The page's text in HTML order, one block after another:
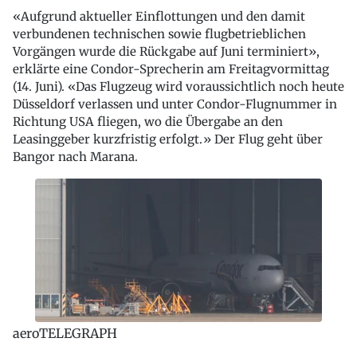
«Aufgrund aktueller Einflottungen und den damit
verbundenen technischen sowie flugbetrieblichen
Vorgängen wurde die Rückgabe auf Juni terminiert»,
erklärte eine Condor-Sprecherin am Freitagvormittag
(14. Juni). «Das Flugzeug wird voraussichtlich noch heute
Düsseldorf verlassen und unter Condor-Flugnummer in
Richtung USA fliegen, wo die Übergabe an den
Leasinggeber kurzfristig erfolgt.» Der Flug geht über
Bangor nach Marana.
aeroTELEGRAPH